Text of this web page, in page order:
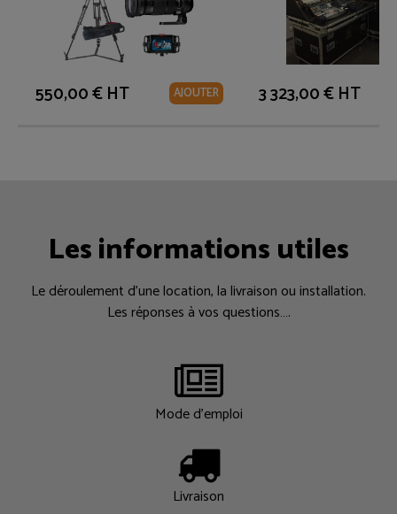
550,00 € HT AJOUTER 3 323,00 € HT
Les informations utiles
Le déroulement d’une location, la livraison ou installation.
Les réponses à vos questions….
Mode d'emploi
Livraison